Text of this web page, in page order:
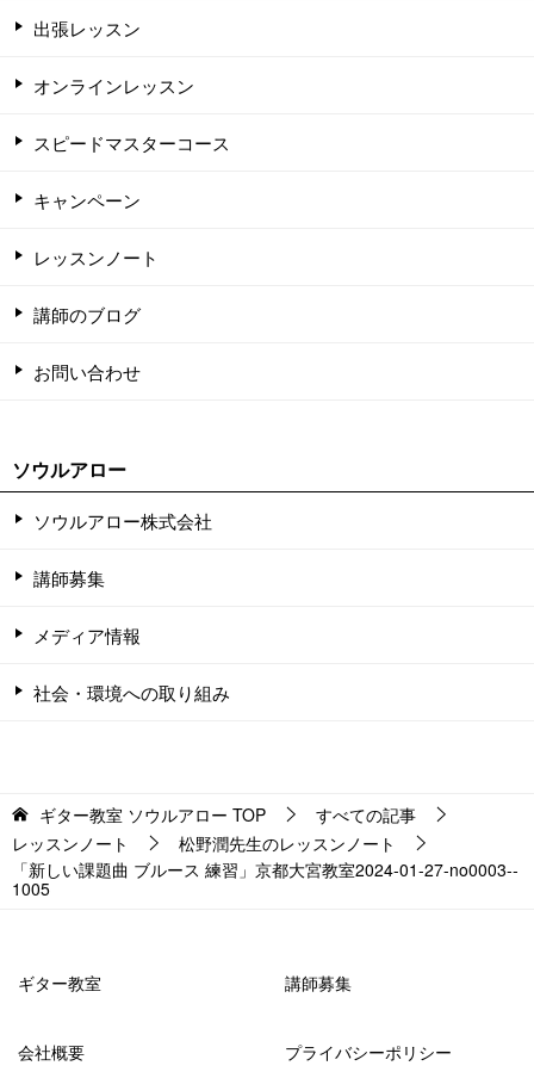
出張レッスン
オンラインレッスン
スピードマスターコース
キャンペーン
レッスンノート
講師のブログ
お問い合わせ
ソウルアロー
ソウルアロー株式会社
講師募集
メディア情報
社会・環境への取り組み
ギター教室 ソウルアロー TOP
すべての記事
レッスンノート
松野潤先生のレッスンノート
「新しい課題曲 ブルース 練習」京都大宮教室2024-01-27-no0003-­
1005
ギター教室 講師募集
会社概要 プライバシーポリシー